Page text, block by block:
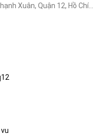
Xuân, Quận 12, Hồ Chí